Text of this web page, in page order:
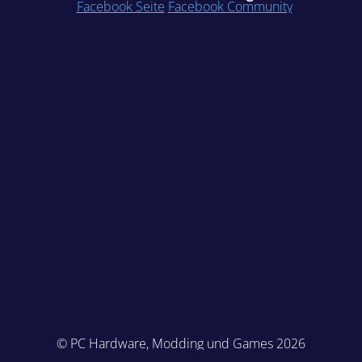
Facebook Seite Facebook Community
© PC Hardware, Modding und Games 2026